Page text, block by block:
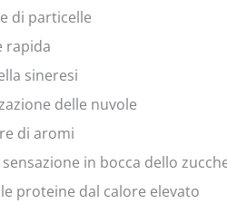
di particelle
rapida
sineresi
delle nuvole
di aromi
in bocca dello
proteine dal calore elevato